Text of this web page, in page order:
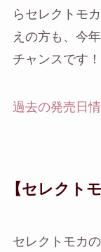
らセレクトモ
えの方も、今
チャンスです！
過去の発売日
【セレクト
セレクトモカの